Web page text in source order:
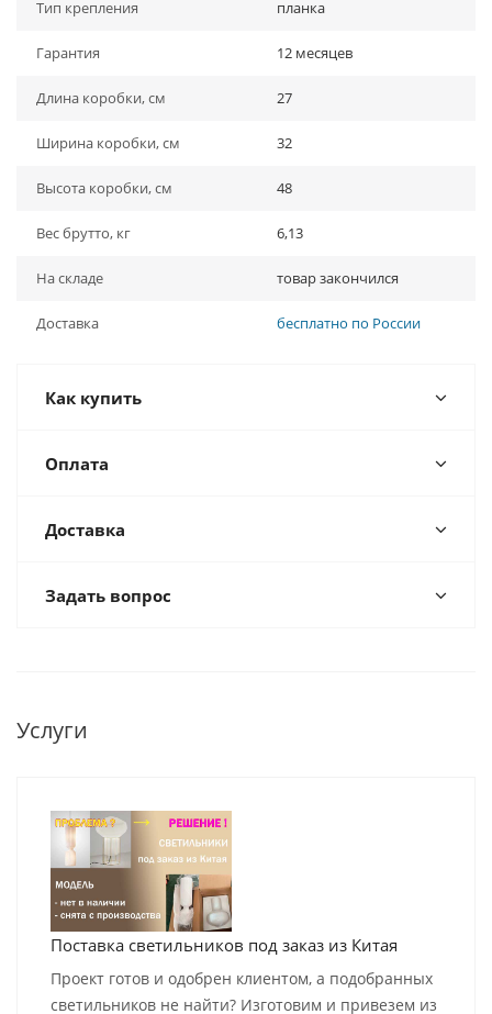
Тип крепления планка
Гарантия 12 месяцев
Длина коробки, см 27
Ширина коробки, см 32
Высота коробки, см 48
Вес брутто, кг 6,13
На складе товар закончился
Доставка бесплатно по России
Как купить
Оплата
Доставка
Задать вопрос
Услуги
Поставка светильников под заказ из Китая
Проект готов и одобрен клиентом, а подобранных
светильников не найти? Изготовим и привезем из